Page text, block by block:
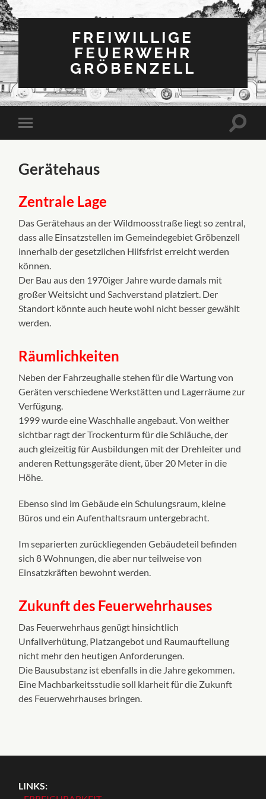
FREIWILLIGE
FEUERWEHR
GRÖBENZELL
Gerätehaus
Zentrale Lage
Das Gerätehaus an der Wildmoosstraße liegt so zentral,
dass alle Einsatzstellen im Gemeindegebiet Gröbenzell
innerhalb der gesetzlichen Hilfsfrist erreicht werden
können.
Der Bau aus den 1970iger Jahre wurde damals mit
großer Weitsicht und Sachverstand platziert. Der
Standort könnte auch heute wohl nicht besser gewählt
werden.
Räumlichkeiten
Neben der Fahrzeughalle stehen für die Wartung von
Geräten verschiedene Werkstätten und Lagerräume zur
Verfügung.
1999 wurde eine Waschhalle angebaut. Von weither
sichtbar ragt der Trockenturm für die Schläuche, der
auch gleizeitig für Ausbildungen mit der Drehleiter und
anderen Rettungsgeräte dient, über 20 Meter in die
Höhe.
Ebenso sind im Gebäude ein Schulungsraum, kleine
Büros und ein Aufenthaltsraum untergebracht.
Im separierten zurückliegenden Gebäudeteil befinden
sich 8 Wohnungen, die aber nur teilweise von
Einsatzkräften bewohnt werden.
Zukunft des Feuerwehrhauses
Das Feuerwehrhaus genügt hinsichtlich
Unfallverhütung, Platzangebot und Raumaufteilung
nicht mehr den heutigen Anforderungen.
Die Bausubstanz ist ebenfalls in die Jahre gekommen.
Eine Machbarkeitsstudie soll klarheit für die Zukunft
des Feuerwehrhauses bringen.
LINKS: